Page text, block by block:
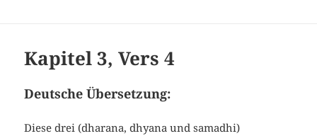
Kapitel 3, Vers 4
Deutsche Übersetzung:
Diese drei (dharana, dhyana und samadhi)